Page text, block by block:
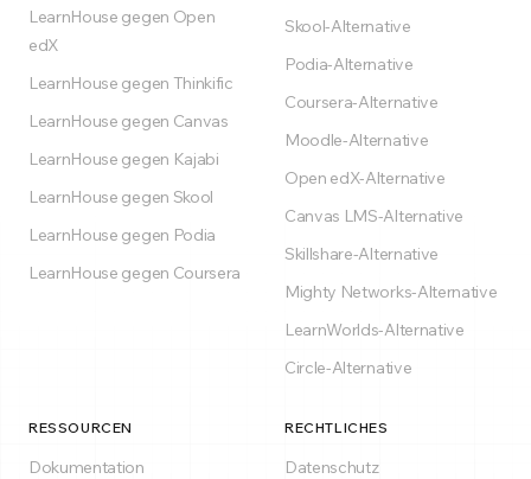
LearnHouse gegen Open
edX
LearnHouse gegen Thinkific
LearnHouse gegen Canvas
LearnHouse gegen Kajabi
LearnHouse gegen Skool
LearnHouse gegen Podia
LearnHouse gegen Coursera
Skool-Alternative
Podia-Alternative
Coursera-Alternative
Moodle-Alternative
Open edX-Alternative
Canvas LMS-Alternative
Skillshare-Alternative
Mighty Networks-Alternative
LearnWorlds-Alternative
Circle-Alternative
RESSOURCEN
Dokumentation
RECHTLICHES
Datenschutz